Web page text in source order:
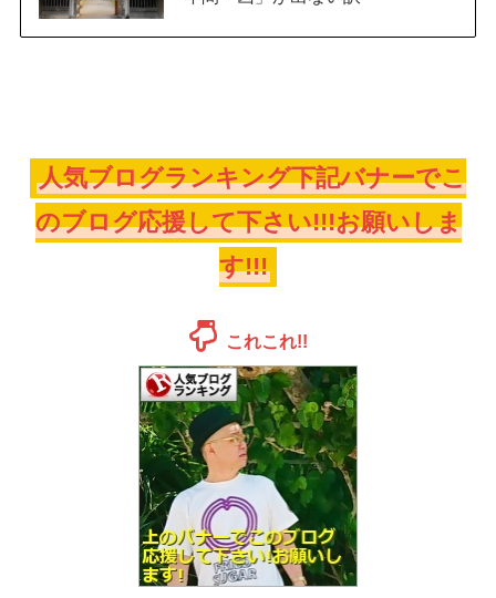
人気ブログランキング下記バナーでこ
のブログ応援して下さい!!!お願いしま
す!!!
これこれ!!